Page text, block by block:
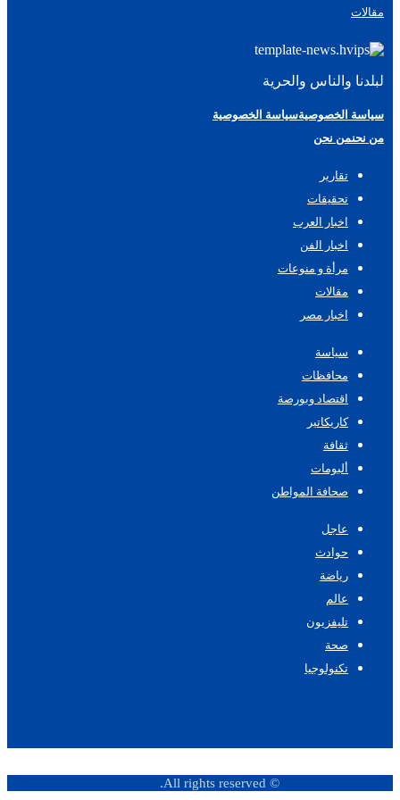
مقالات
لبلدنا والناس والحرية
سياسة الخصوصيةسياسة الخصوصية
من نحنمن نحن
تقارير
تحقيقات
اخبار العرب
اخبار الفن
مرأة و منوعات
مقالات
اخبار مصر
سياسة
محافظات
اقتصاد وبورصة
كاريكاتير
ثقافة
ألبومات
صحافة المواطن
عاجل
حوادث
رياضة
عالم
تليفزيون
صحة
تكنولوجيا
© All rights reserved.